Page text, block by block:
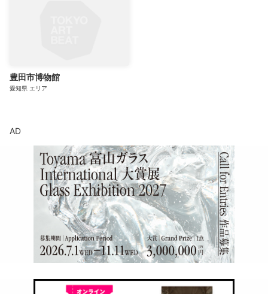
豊田市博物館
愛知県 エリア
AD